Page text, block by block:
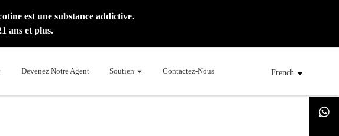
est une substance addictive.
ans et plus.
Devenez Notre Agent Soutien Contactez-Nous French